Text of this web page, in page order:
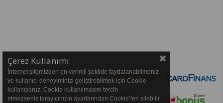
Çerez Kullanımı
İnternet sitemizden en verimli şekilde faydalanabilmeniz
ve kullanıcı deneyiminizi geliştirebilmek için Cookie
kullanıyoruz. Cookie kullanılmasını tercih
etmezseniz tarayıcınızın ayarlarından Cookie’leri silebilir